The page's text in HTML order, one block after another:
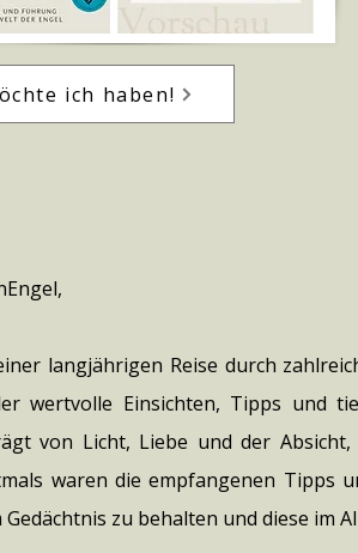
ich haben!
langjährigen Reise durch
wertvolle Einsichten, Tipps und
von Licht, Liebe und der
waren die empfangenen Tipps
Gedächtnis zu behalten und diese im